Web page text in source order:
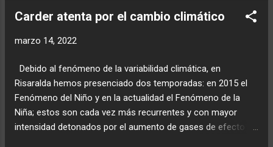
Carder atenta por el cambio climático
marzo 14, 2022
Debido al fenómeno de la variabilidad climática, en
Risaralda hemos presenciado dos temporadas: en 2015 el
Fenómeno del Niño y en la actualidad el Fenómeno de la
Niña; estos son cada vez más recurrentes y con mayor
intensidad detonados por el aumento de gases de efecto